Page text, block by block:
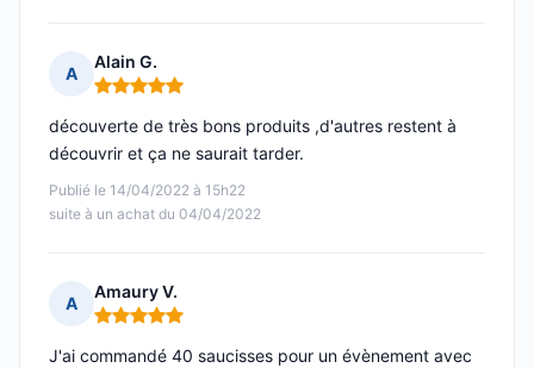
A
Alain G.
Note : 5 sur 5
Publié le 14/04/2022 à 15h22
suite à un achat du 04/04/2022
découverte de très bons produits ,d'autres restent à
découvrir et ça ne saurait tarder.
A
Amaury V.
Note : 5 sur 5
J'ai commandé 40 saucisses pour un évènement avec